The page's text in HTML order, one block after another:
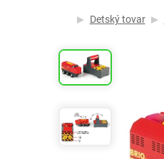
Detský tovar